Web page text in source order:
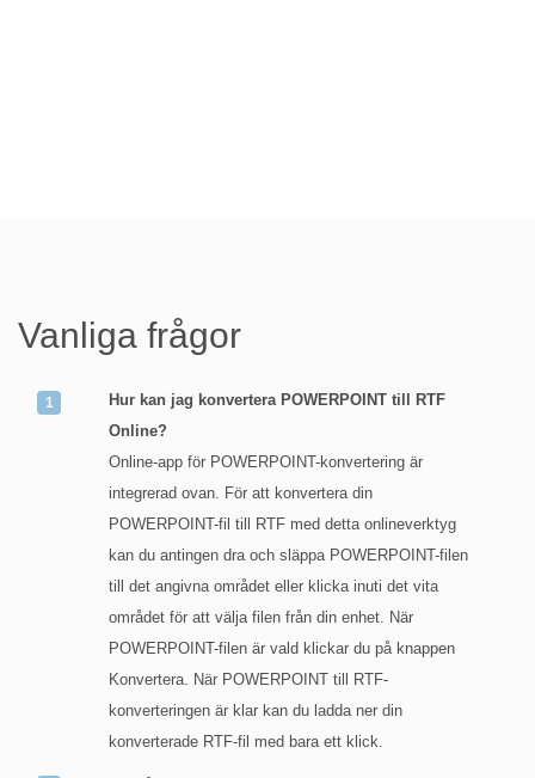
Vanliga frågor
Hur kan jag konvertera POWERPOINT till RTF
Online?
Online-app för POWERPOINT-konvertering är
integrerad ovan. För att konvertera din
POWERPOINT-fil till RTF med detta onlineverktyg
kan du antingen dra och släppa POWERPOINT-filen
till det angivna området eller klicka inuti det vita
området för att välja filen från din enhet. När
POWERPOINT-filen är vald klickar du på knappen
Konvertera. När POWERPOINT till RTF-
konverteringen är klar kan du ladda ner din
konverterade RTF-fil med bara ett klick.